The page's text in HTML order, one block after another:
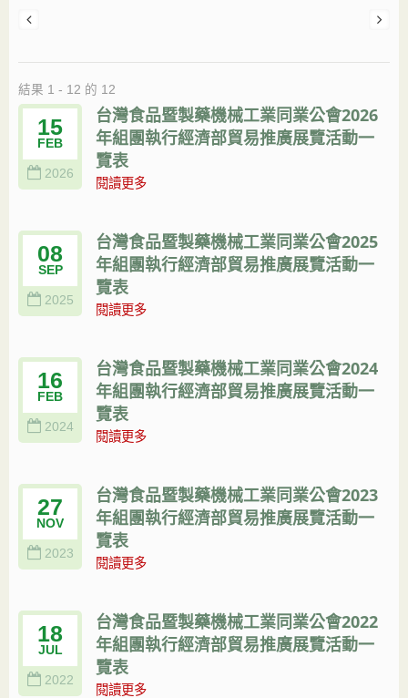
結果 1 - 12 的 12
15
FEB
2026
台灣食品暨製藥機械工業同業公會2026
年組團執行經濟部貿易推廣展覽活動一
覽表
閱讀更多
08
SEP
2025
台灣食品暨製藥機械工業同業公會2025
年組團執行經濟部貿易推廣展覽活動一
覽表
閱讀更多
16
FEB
2024
台灣食品暨製藥機械工業同業公會2024
年組團執行經濟部貿易推廣展覽活動一
覽表
閱讀更多
27
NOV
2023
台灣食品暨製藥機械工業同業公會2023
年組團執行經濟部貿易推廣展覽活動一
覽表
閱讀更多
18
JUL
2022
台灣食品暨製藥機械工業同業公會2022
年組團執行經濟部貿易推廣展覽活動一
覽表
閱讀更多